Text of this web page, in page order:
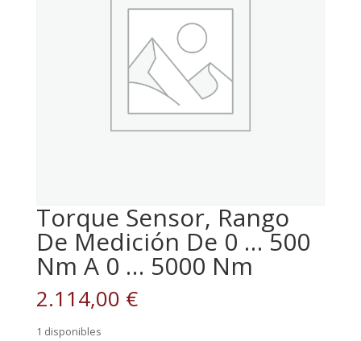
Torque Sensor, Rango
De Medición De 0 … 500
Nm A 0 … 5000 Nm
2.114,00 €
1 disponibles